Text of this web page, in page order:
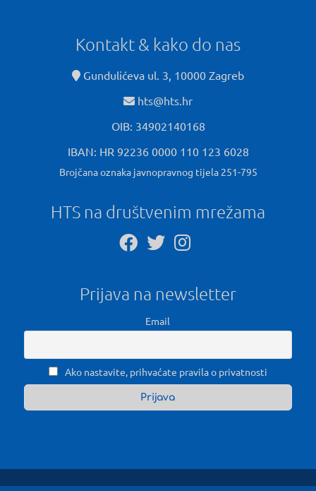
Kontakt & kako do nas
Gundulićeva ul. 3, 10000 Zagreb
hts@hts.hr
OIB: 34902140168
IBAN: HR 92236 0000 110 123 6028
Brojčana oznaka javnopravnog tijela 251-795
HTS na društvenim mrežama
Prijava na newsletter
Email
Ako nastavite, prihvaćate pravila o privatnosti